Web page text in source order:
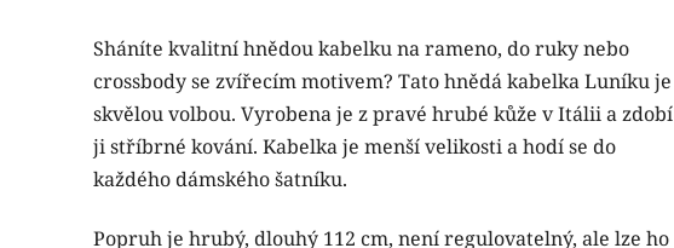
Sháníte kvalitní hnědou kabelku na rameno, do ruky nebo
crossbody se zvířecím motivem? Tato hnědá kabelka Luníku je
skvělou volbou. Vyrobena je z pravé hrubé kůže v Itálii a zdobí
ji stříbrné kování. Kabelka je menší velikosti a hodí se do
každého dámského šatníku.
Popruh je hrubý, dlouhý 112 cm, není regulovatelný, ale lze ho